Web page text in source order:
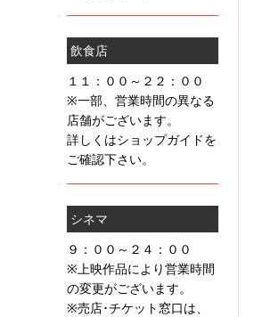
飲食店
１１：００～２２：００
※一部、営業時間の異なる
店舗がございます。
詳しくはショップガイドを
ご確認下さい。
シネマ
９：００～２４：００
※上映作品により営業時間
の変更がございます。
※売店･チケット窓口は、